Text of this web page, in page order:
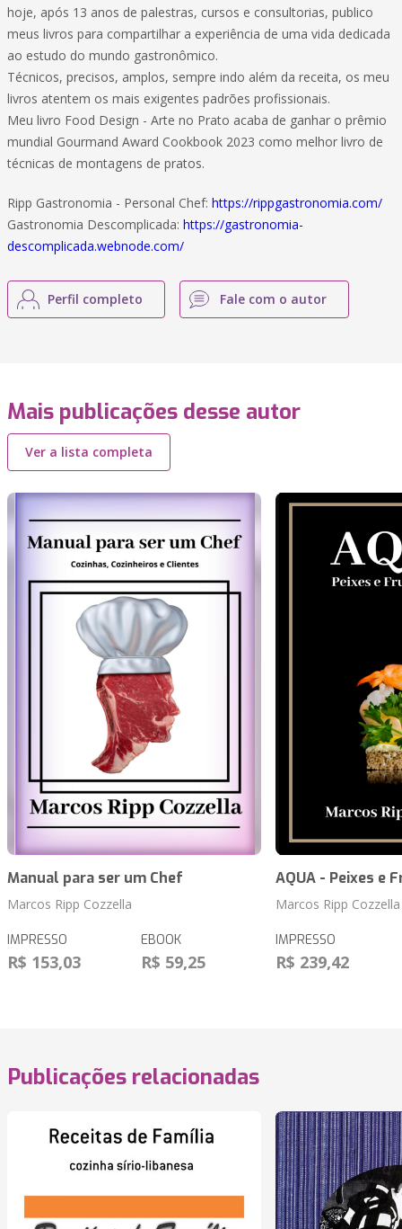
hoje, após 13 anos de palestras, cursos e consultorias, publico
meus livros para compartilhar a experiência de uma vida dedicada
ao estudo do mundo gastronômico.
Técnicos, precisos, amplos, sempre indo além da receita, os meu
livros atentem os mais exigentes padrões profissionais.
Meu livro Food Design - Arte no Prato acaba de ganhar o prêmio
mundial Gourmand Award Cookbook 2023 como melhor livro de
técnicas de montagens de pratos.
Ripp Gastronomia - Personal Chef: https://rippgastronomia.com/
Gastronomia Descomplicada: https://gastronomia-
descomplicada.webnode.com/
Perfil completo Fale com o autor
Mais publicações desse autor
Ver a lista completa
Manual para ser um Chef
Marcos Ripp Cozzella
IMPRESSO
R$ 153,03
EBOOK
R$ 59,25
AQUA - Peixes e
Marcos Ripp Cozzella
IMPRESSO
R$ 239,42
Publicações relacionadas